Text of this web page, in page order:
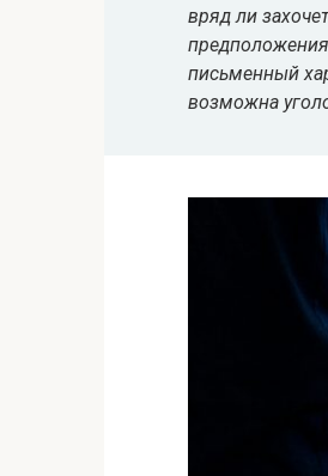
вряд ли
письменный
возможна